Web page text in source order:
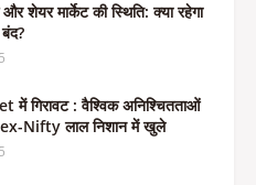
शेयर मार्केट की स्थिति: क्या रहेगा
गिरावट : वैश्विक अनिश्चितताओं
Nifty लाल निशान में खुले